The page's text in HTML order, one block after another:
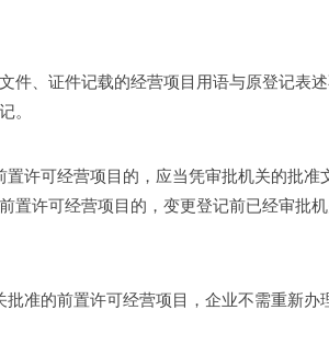
、证件记载的经营项目用语与原登记表
。
许可经营项目的，应当凭审批机关的批准
置许可经营项目的，变更登记前已经审批
准的前置许可经营项目，企业不需重新办